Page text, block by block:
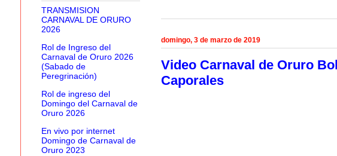
domingo, 3 de marzo de 2019
Video Carnaval de Oruro
Caporales
TRANSMISION
CARNAVAL DE ORURO
2026
Rol de Ingreso del
Carnaval de Oruro 2026
(Sabado de
Peregrinación)
Rol de ingreso del
Domingo del Carnaval de
Oruro 2026
En vivo por internet
Domingo de Carnaval de
Oruro 2023